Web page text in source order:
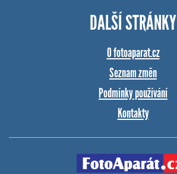
DALŠÍ STRÁNKY
O fotoaparat.cz
Seznam změn
Podmínky používání
Kontakty